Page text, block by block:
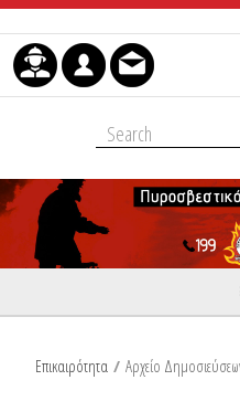
Skip to Content
Επικαιρότητα / Αρχείο